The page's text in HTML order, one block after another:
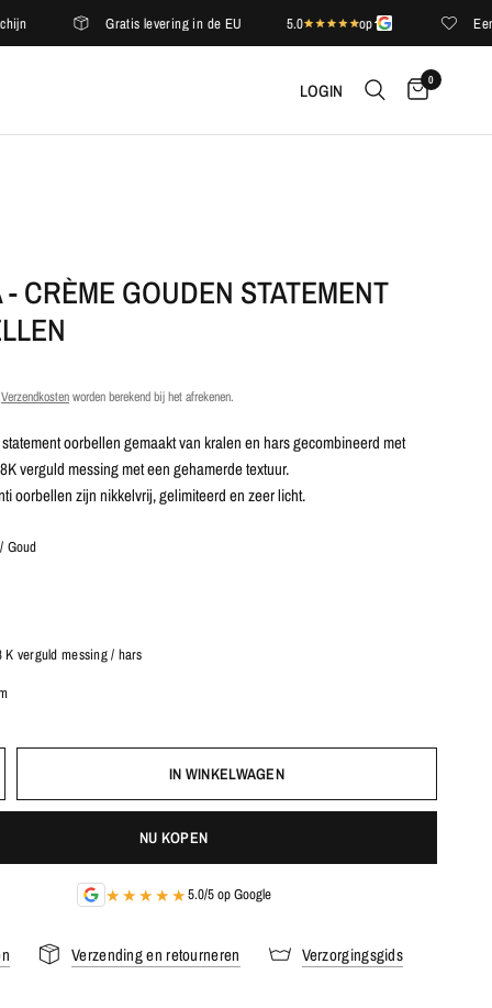
Gratis levering in de EU op Een
LOGIN 0
- CRÈME GOUDEN STATEMENT
Verzendkostenworden berekend bij het afrekenen.
oorbellen gemaakt van kralen en hars gecombineerd met
verguld messing met een gehamerde textuur.
oorbellen zijn nikkelvrij, gelimiteerd en zeer licht.
Goud
K verguld messing / hars
IN WINKELWAGEN
NU KOPEN
★★★★★5.0/5 op Google
Verzending en retourneren Verzorgingsgids